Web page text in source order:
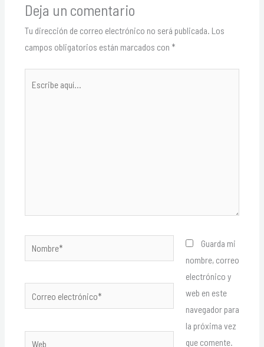
Deja un comentario
Tu dirección de correo electrónico no será publicada. Los
campos obligatorios están marcados con *
electrónico*
Guarda mi
nombre, correo
electrónico y
web en este
navegador para
la próxima vez
que comente.